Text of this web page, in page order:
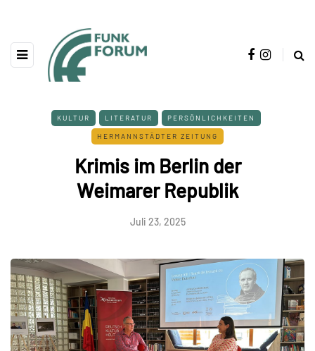
KULTUR LITERATUR PERSÖNLICHKEITEN
HERMANNSTÄDTER ZEITUNG
Krimis im Berlin der
Weimarer Republik
Juli 23, 2025